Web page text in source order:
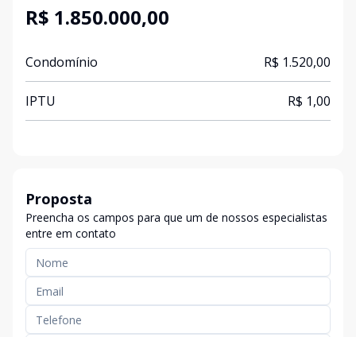
R$ 1.850.000,00
Condomínio R$ 1.520,00
IPTU R$ 1,00
Proposta
Preencha os campos para que um de nossos especialistas
entre em contato